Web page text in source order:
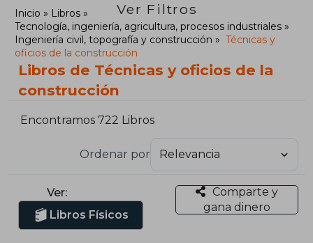
Ver Filtros
Inicio
Libros
Tecnología, ingeniería, agricultura, procesos industriales
Ingeniería civil, topografía y construcción
Técnicas y
oficios de la construcción
Libros de Técnicas y oficios de la
construcción
Encontramos 722 Libros
Ordenar por
Ver:
Libros Físicos
Comparte y
gana dinero